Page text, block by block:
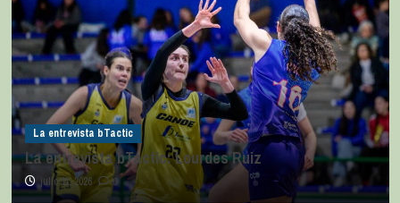
La entrevista bTactic
La entrevista bTactic: Lourdes Ruiz
julio 11, 2026 0